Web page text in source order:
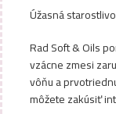
Úžasná
Rad Soft & Oils
vzácne zmesi
vôňu a
môžete zakúsiť